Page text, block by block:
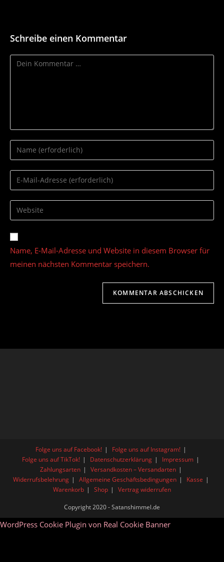
Schreibe einen Kommentar
Kommentar
Gib
deinen
Namen
oder
zum
Kommentieren
ein
Gib
deine
E-
Mail-
zum
Kommentieren
ein
Gib
deine
Website-
URL
ein
(optional)
Name, E-Mail-Adresse und Website in diesem Browser für
meinen nächsten Kommentar speichern.
Folge uns auf Facebook!
Folge uns auf Instagram!
Folge uns auf TikTok!
Datenschutzerklärung
Impressum
Zahlungsarten
Versandkosten – Versandarten
Widerrufsbelehrung
Allgemeine Geschäftsbedingungen
Kasse
Warenkorb
Shop Vertrag widerrufen
Copyright 2020 - Satanshimmel.de
WordPress Cookie Plugin von Real Cookie Banner